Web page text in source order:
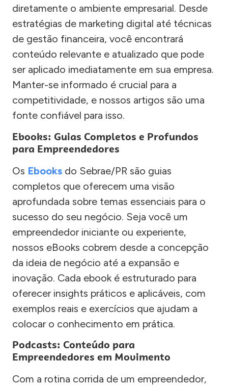
diretamente o ambiente empresarial. Desde
estratégias de marketing digital até técnicas
de gestão financeira, você encontrará
conteúdo relevante e atualizado que pode
ser aplicado imediatamente em sua empresa.
Manter-se informado é crucial para a
competitividade, e nossos artigos são uma
fonte confiável para isso.
Ebooks: Guias Completos e Profundos
para Empreendedores
Os Ebooks do Sebrae/PR são guias
completos que oferecem uma visão
aprofundada sobre temas essenciais para o
sucesso do seu negócio. Seja você um
empreendedor iniciante ou experiente,
nossos eBooks cobrem desde a concepção
da ideia de negócio até a expansão e
inovação. Cada ebook é estruturado para
oferecer insights práticos e aplicáveis, com
exemplos reais e exercícios que ajudam a
colocar o conhecimento em prática.
Podcasts: Conteúdo para
Empreendedores em Movimento
Com a rotina corrida de um empreendedor,